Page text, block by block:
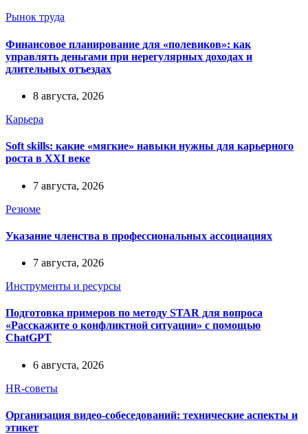
Рынок труда
Финансовое планирование для «полевиков»: как
управлять деньгами при нерегулярных доходах и
длительных отъездах
8 августа, 2026
Карьера
Soft skills: какие «мягкие» навыки нужны для карьерного
роста в XXI веке
7 августа, 2026
Резюме
Указание членства в профессиональных ассоциациях
7 августа, 2026
Инструменты и ресурсы
Подготовка примеров по методу STAR для вопроса
«Расскажите о конфликтной ситуации» с помощью
ChatGPT
6 августа, 2026
HR-советы
Организация видео-собеседований: технические аспекты и
этикет